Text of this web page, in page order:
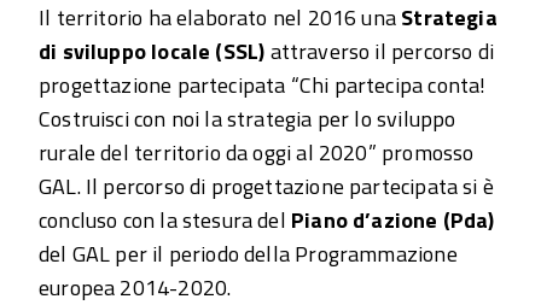
Il territorio ha elaborato nel 2016 unaStrategia
di sviluppo locale (SSL)attraverso il percorso di
progettazione partecipata “Chi partecipa conta!
Costruisci con noi la strategia per lo sviluppo
rurale del territorio da oggi al 2020” promosso
GAL. Il percorso di progettazione partecipata si è
concluso con la stesura del Piano d’azione (Pda)
del GAL per il periodo della Programmazione
europea 2014-2020.